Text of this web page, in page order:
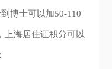
博士可以加50-110
上海居住证积分可以